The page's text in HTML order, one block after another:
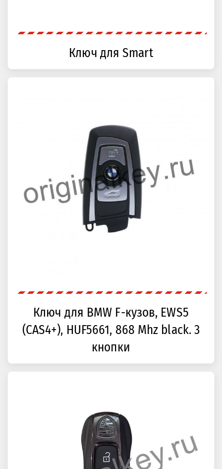
Ключ для Smart
Ключ для BMW F-кузов, EWS5
(CAS4+), HUF5661, 868 Mhz black. 3
кнопки